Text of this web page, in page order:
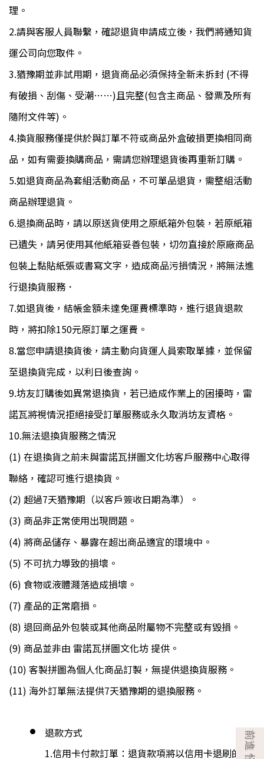
理。
2.請與客服人員聯繫，確認退貨申請成立後，我們將通知貨
運公司向您取件。
3.猶豫期並非試用期，退貨商品必須保持全新未拆封 (不得
有破損、刮傷、受潮……)且完整(包含主商品、發票及所有
隨附文件等)。
4.換貨服務僅提供於與訂單不符或商品外盒破損更換相同商
品，如有需要換購商品，需請您辦理退貨後再重新訂購。
5.如退貨商品為套組活動商品，不可單品退貨，需整組活動
商品辦理退貨。
6.退換商品時，請以原送貨使用之原紙箱外包裝，若原紙箱
已遺失，請另使用其他紙箱妥善包裝，切勿直接於原廠商品
包裝上黏貼紙張或書寫文字，造成商品污損情況，將無法進
行退換貨服務．
7.如退貨後，結帳金額未達免運費標準時，進行退貨退款
時，將扣除150元原訂單之運費。
8.當您申請退換貨後，請主動向貨運人員索取單據，並保留
至退換貨完成，以利日後查詢。
9.坊友訂購後如異常退換貨，若已造成作業上的困擾時，雷
諾瓦將視情況拒絕接受訂單服務或永久取消坊友資格。
10.無法退換貨服務之情況
(1) 在退換貨之前未與雷諾瓦拼圖文化坊客戶服務中心取得
聯絡，確認可進行退換貨。
(2) 超過7天猶豫期（以客戶簽收日期為準）。
(3) 商品非正常使用出現問題。
(4) 將商品儲存、暴露在超出商品適宜的環境中。
(5) 不可抗力導致的損壞。
(6) 食物或液體濺落造成損壞。
(7) 產品的正常磨損。
(8) 退回商品外包裝或其他商品附屬物不完整或有毀損。
(9) 商品並非由 雷諾瓦拼圖文化坊 提供。
(10) 客製拼圖為個人化商品訂製，無提供退換貨服務。
(11) 海外訂單無法提供7天猶豫期的退換服務。
退款方式
1.信用卡付款訂單：退貨款項將以信用卡退刷的方